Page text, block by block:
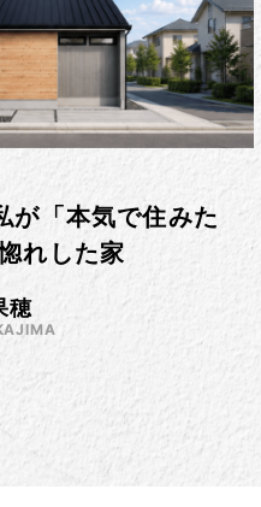
が「本気で住みた
れした家
穂